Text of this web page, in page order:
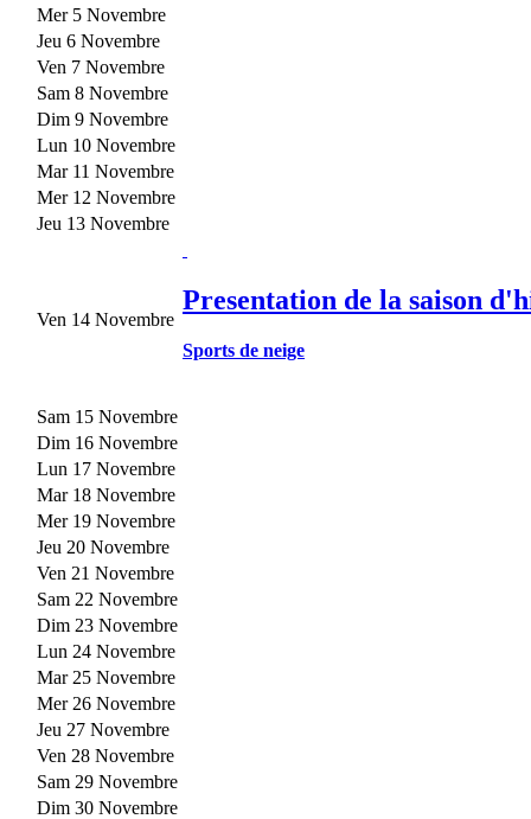
Mer 5 Novembre
Jeu 6 Novembre
Ven 7 Novembre
Sam 8 Novembre
Dim 9 Novembre
Lun 10 Novembre
Mar 11 Novembre
Mer 12 Novembre
Jeu 13 Novembre
Ven 14 Novembre
Presentation de la saison
Sports de neige
Sam 15 Novembre
Dim 16 Novembre
Lun 17 Novembre
Mar 18 Novembre
Mer 19 Novembre
Jeu 20 Novembre
Ven 21 Novembre
Sam 22 Novembre
Dim 23 Novembre
Lun 24 Novembre
Mar 25 Novembre
Mer 26 Novembre
Jeu 27 Novembre
Ven 28 Novembre
Sam 29 Novembre
Dim 30 Novembre